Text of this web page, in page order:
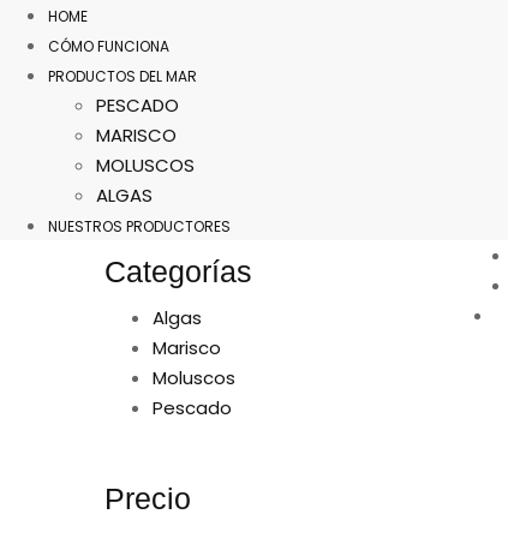
HOME
CÓMO FUNCIONA
PRODUCTOS DEL MAR
PESCADO
MARISCO
MOLUSCOS
ALGAS
NUESTROS PRODUCTORES
Categorías
Algas
Marisco
Moluscos
Pescado
Precio